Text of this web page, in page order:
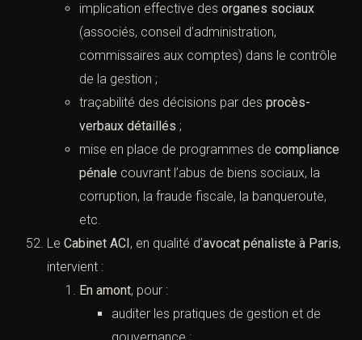
implication effective des organes sociaux
(associés, conseil d’administration,
commissaires aux comptes) dans le contrôle
de la gestion ;
traçabilité des décisions par des procès-
verbaux détaillés ;
mise en place de programmes de compliance
pénale couvrant l’abus de biens sociaux, la
corruption, la fraude fiscale, la banqueroute,
etc.
Le Cabinet ACI , en qualité d’avocat pénaliste à Paris,
intervient :
En amont, pour :
auditer les pratiques de gestion et de